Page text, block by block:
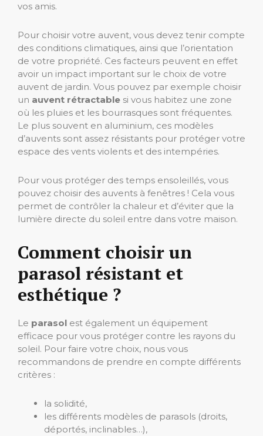
vos amis.
Pour choisir votre auvent, vous devez tenir compte
des conditions climatiques, ainsi que l’orientation
de votre propriété. Ces facteurs peuvent en effet
avoir un impact important sur le choix de votre
auvent de jardin. Vous pouvez par exemple choisir
un auvent rétractable si vous habitez une zone
où les pluies et les bourrasques sont fréquentes.
Le plus souvent en aluminium, ces modèles
d’auvents sont assez résistants pour protéger votre
espace des vents violents et des intempéries.
Pour vous protéger des temps ensoleillés, vous
pouvez choisir des auvents à fenêtres ! Cela vous
permet de contrôler la chaleur et d’éviter que la
lumière directe du soleil entre dans votre maison.
Comment choisir un
parasol résistant et
esthétique ?
Le parasol est également un équipement
efficace pour vous protéger contre les rayons du
soleil. Pour faire votre choix, nous vous
recommandons de prendre en compte différents
critères :
la solidité,
les différents modèles de parasols (droits,
déportés, inclinables…),